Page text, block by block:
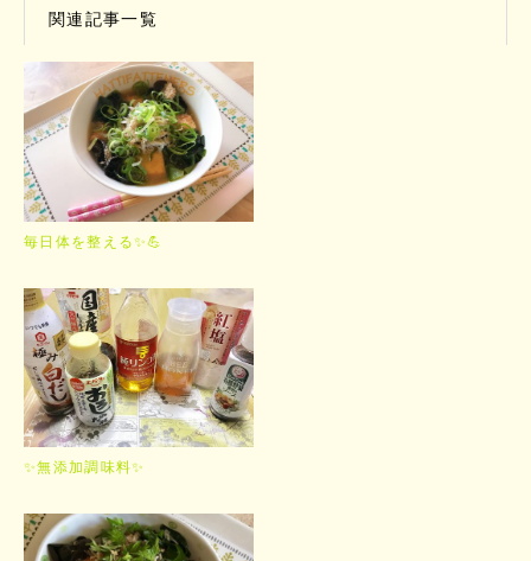
関連記事一覧
毎日体を整える✨💪
✨無添加調味料✨